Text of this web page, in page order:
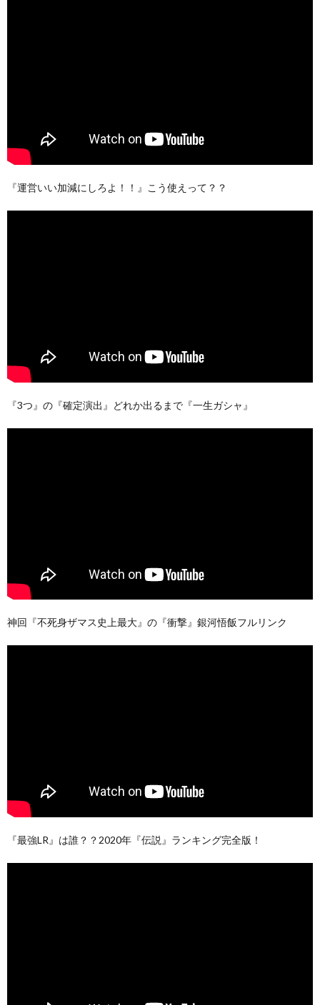
『運営いい加減にしろよ！！』こう使えって？？
『3つ』の『確定演出』どれか出るまで『一生ガシャ』
神回『不死身ザマス史上最大』の『衝撃』銀河悟飯フルリンク
『最強LR』は誰？？2020年『伝説』ランキング完全版！